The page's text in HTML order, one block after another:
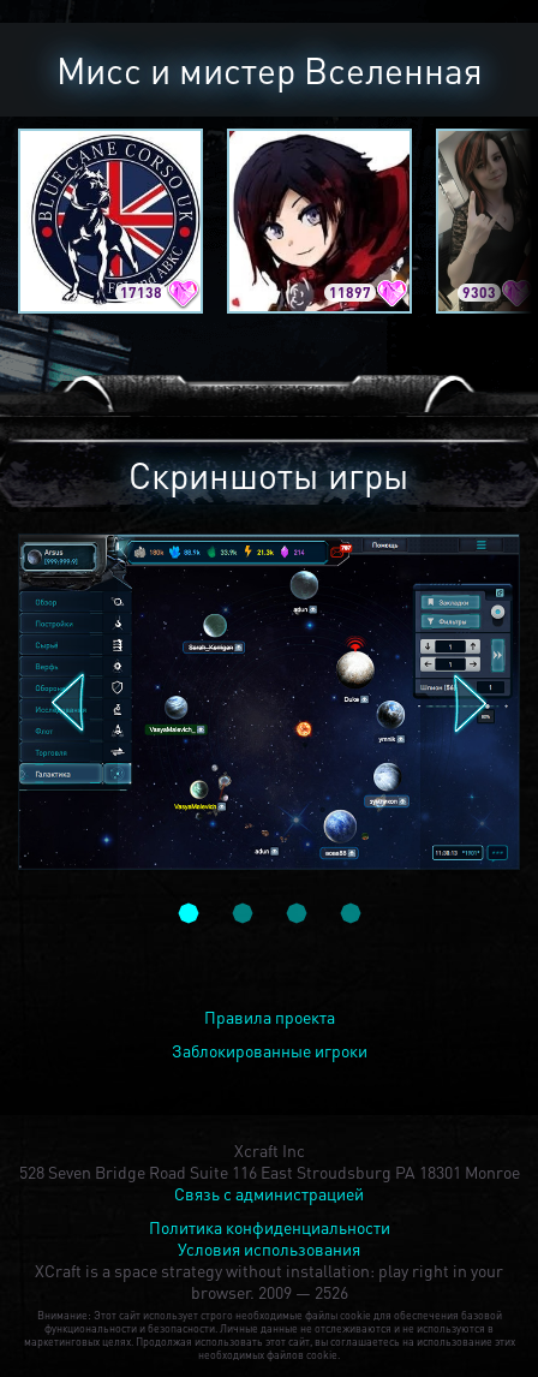
Мисс и мистер Вселенная
17138 11897 9303
Скриншоты игры
Правила проекта
Заблокированные игроки
Xcraft Inc
528 Seven Bridge Road Suite 116 East Stroudsburg PA 18301 Monroe
Связь с администрацией
Политика конфиденциальности
Условия использования
XCraft is a space strategy without installation: play right in your
browser. 2009 — 2526
Внимание: Этот сайт использует строго необходимые файлы cookie для обеспечения базовой
функциональности и безопасности. Личные данные не отслеживаются и не используются в
маркетинговых целях. Продолжая использовать этот сайт, вы соглашаетесь на использование этих
необходимых файлов cookie.